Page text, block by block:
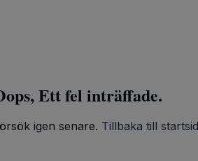
Ett fel inträffade.
igen senare. Tillbaka till